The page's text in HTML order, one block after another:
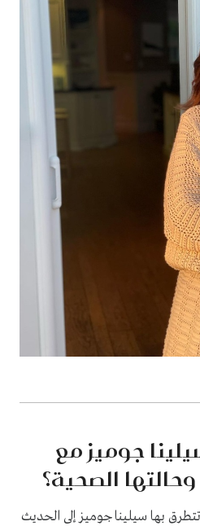
جوميز مع
الصحية؟
تتطرق بها سيلينا جوميز إلى الحديث